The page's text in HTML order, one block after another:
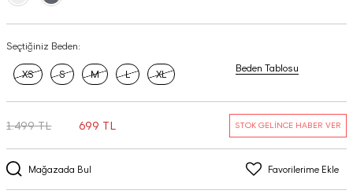
Seçtiğiniz Beden:
XS S M L XL
Beden Tablosu
Mağazada Bul Favorilerime Ekle
1.499 TL 699 TL STOK GELİNCE HABER VER